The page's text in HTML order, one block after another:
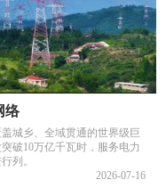
络
城乡、全域贯通的世界级巨
破10万亿千瓦时，服务电力
列。
2026-07-16